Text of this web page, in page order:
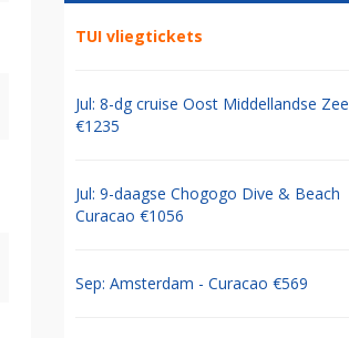
TUI vliegtickets
Jul: 8-dg cruise Oost Middellandse Zee
€1235
Jul: 9-daagse Chogogo Dive & Beach
Curacao €1056
Sep: Amsterdam - Curacao €569